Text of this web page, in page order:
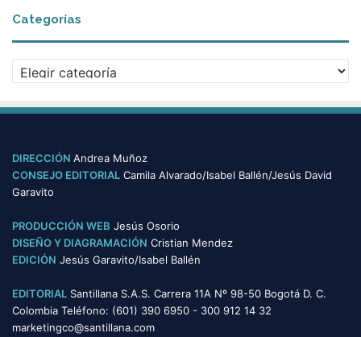
h
i
v
Categorías
a
e
o
r
í
s
DIRECCIÓN Andrea Muñoz
CONSEJO EDITORIAL Camila Alvarado/Isabel Ballén/Jesús David
Garavito
PRODUCCIÓN WEB Jesús Osorio
DISEÑO Y DIAGRAMACIÓN Cristian Mendez
EDICIÓN Jesús Garavito/Isabel Ballén
EDITORIAL Santillana S.A.S. Carrera 11A Nº 98-50 Bogotá D. C.
Colombia Teléfono: (601) 390 6950 - 300 912 14 32
marketingco@santillana.com